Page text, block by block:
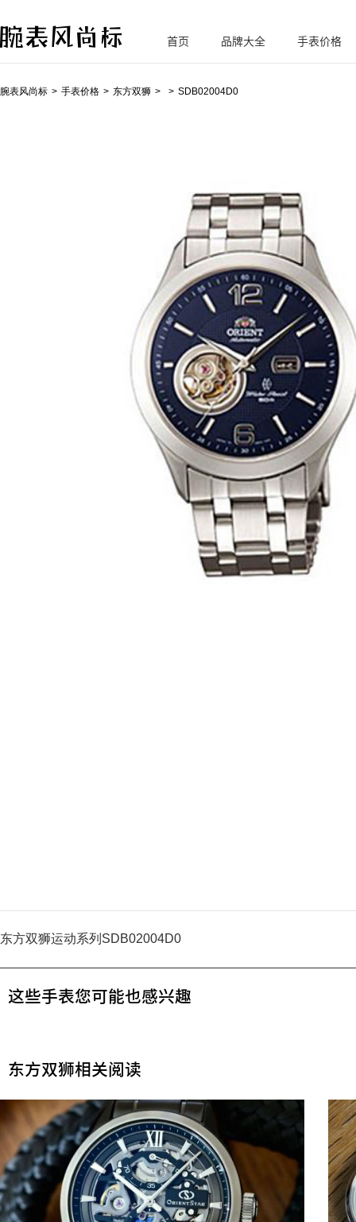
腕
首页 品牌大全 手表价格
腕表风尚标 手表价格 东方双狮 SDB02004D0
东方双狮运动系列SDB02004D0
这些手表您可能也感兴趣
东方双狮相关阅读